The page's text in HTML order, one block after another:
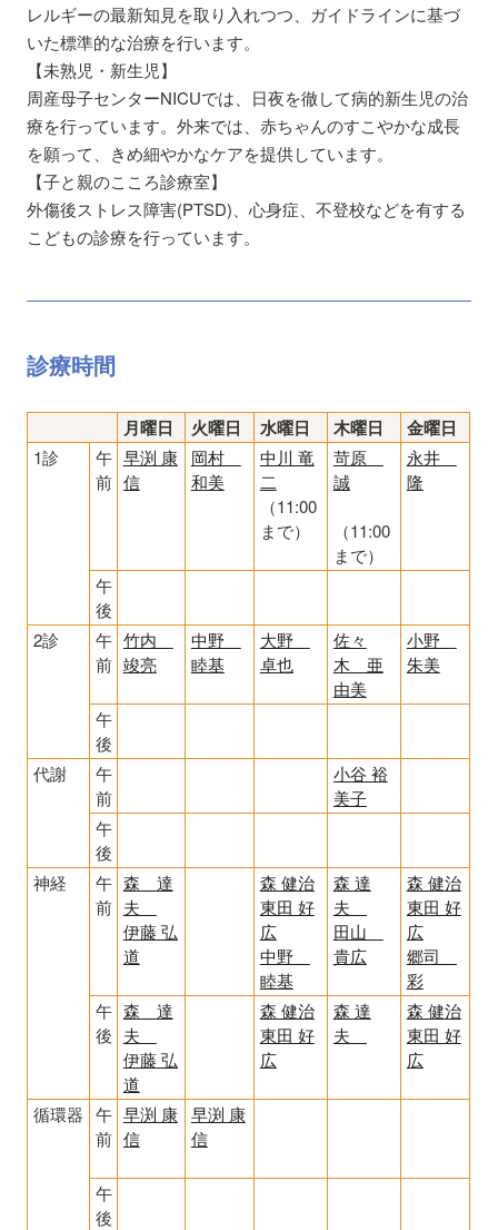
レルギーの最新知見を取り入れつつ、ガイドラインに基づ
いた標準的な治療を行います。
【未熟児・新生児】
周産母子センターNICUでは、日夜を徹して病的新生児の治
療を行っています。外来では、赤ちゃんのすこやかな成長
を願って、きめ細やかなケアを提供しています。
【子と親のこころ診療室】
外傷後ストレス障害(PTSD)、心身症、不登校などを有する
こどもの診療を行っています。
診療時間
月曜日 火曜日 水曜日 木曜日 金曜日
1診
午
前
早渕 康
信
岡村
和美
中川 竜
二
（11:00
まで）
苛原
誠
（11:00
まで）
永井
隆
午
後
2診
午
前
竹内
竣亮
中野
睦基
大野
卓也
佐々
木 亜
由美
小野
朱美
午
後
代謝
午
前
小谷 裕
美子
午
後
神経
午
前
森 達
夫
伊藤 弘
道
森 健治
東田 好
広
中野
睦基
森 達
夫
田山
貴広
森 健治
東田 好
広
郷司
彩
午
後
森 達
夫
伊藤 弘
道
森 健治
東田 好
広
森 達
夫
森 健治
東田 好
広
循環器 午
前
早渕 康
信
早渕 康
信
午
後